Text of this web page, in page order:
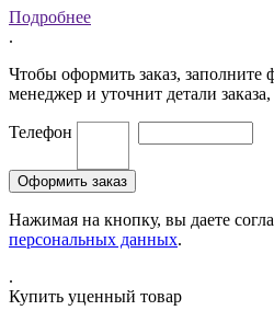
Подробнее
.
Чтобы оформить заказ, заполните
менеджер и уточнит детали
Телефон
Нажимая на кнопку, вы даете
персональных данных.
.
Купить уценный товар